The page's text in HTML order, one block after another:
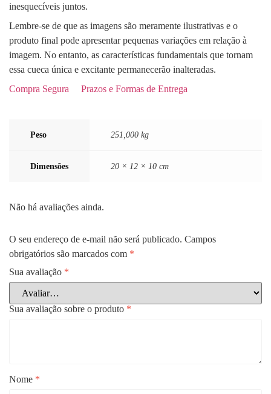
inesquecíveis juntos.
Lembre-se de que as imagens são meramente ilustrativas e o
produto final pode apresentar pequenas variações em relação à
imagem. No entanto, as características fundamentais que tornam
essa cueca única e excitante permanecerão inalteradas.
Compra Segura
Prazos e Formas de Entrega
Peso 251,000 kg
Dimensões 20 × 12 × 10 cm
Não há avaliações ainda.
O seu endereço de e-mail não será publicado. Campos
obrigatórios são marcados com *
Sua avaliação *
Sua avaliação sobre o produto *
Nome *